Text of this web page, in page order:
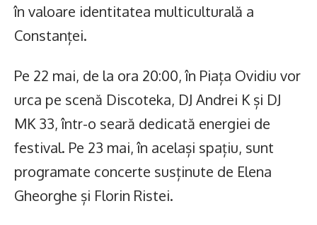
în valoare identitatea multiculturală a
Constanței.
Pe 22 mai, de la ora 20:00, în Piața Ovidiu vor
urca pe scenă Discoteka, DJ Andrei K și DJ
MK 33, într-o seară dedicată energiei de
festival. Pe 23 mai, în același spațiu, sunt
programate concerte susținute de Elena
Gheorghe și Florin Ristei.